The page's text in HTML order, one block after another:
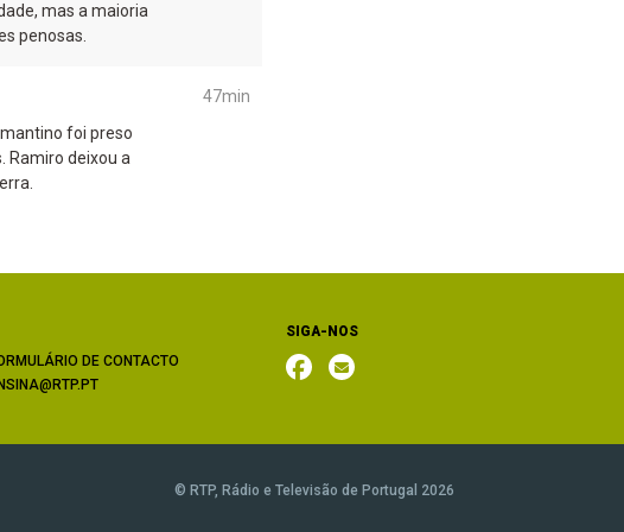
mas a maioria
penosas.
foi preso
Ramiro deixou a
47min
DE CONTACTO
SIGA-NOS
© RTP, Rádio e Televisão de Portugal 2026